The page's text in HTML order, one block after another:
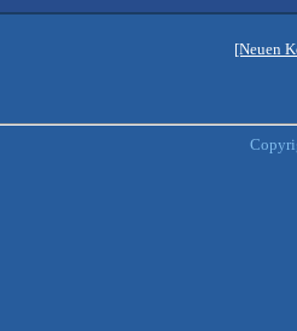
[Neuen